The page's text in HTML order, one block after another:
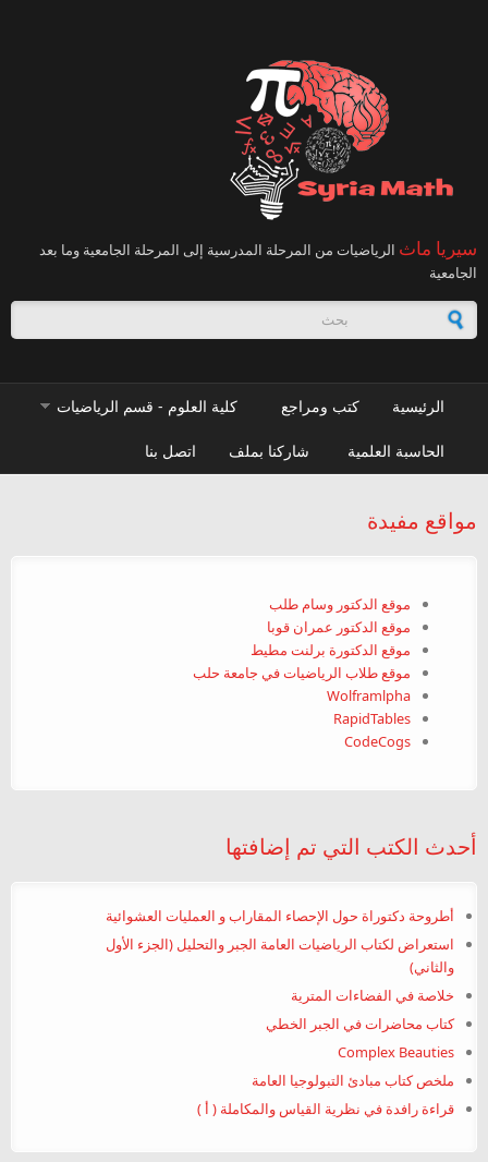
سيريا ماث الرياضيات من المرحلة المدرسية إلى المرحلة الجامعية وما بعد
الجامعية
استمارة البحث
الرئيسية كتب ومراجع كلية العلوم - قسم الرياضيات
الحاسبة العلمية شاركنا بملف اتصل بنا
مواقع مفيدة
موقع الدكتور وسام طلب
موقع الدكتور عمران قوبا
موقع الدكتورة برلنت مطيط
موقع طلاب الرياضيات في جامعة حلب
Wolframlpha
RapidTables
CodeCogs
أحدث الكتب التي تم إضافتها
أطروحة دكتوراة حول الإحصاء المقاراب و العمليات العشوائية
استعراض لكتاب الرياضيات العامة الجبر والتحليل (الجزء الأول
والثاني)
خلاصة في الفضاءات المترية
كتاب محاضرات في الجبر الخطي
Complex Beauties
ملخص كتاب مبادئ التبولوجيا العامة
قراءة رافدة في نظرية القياس والمكاملة ( أ )